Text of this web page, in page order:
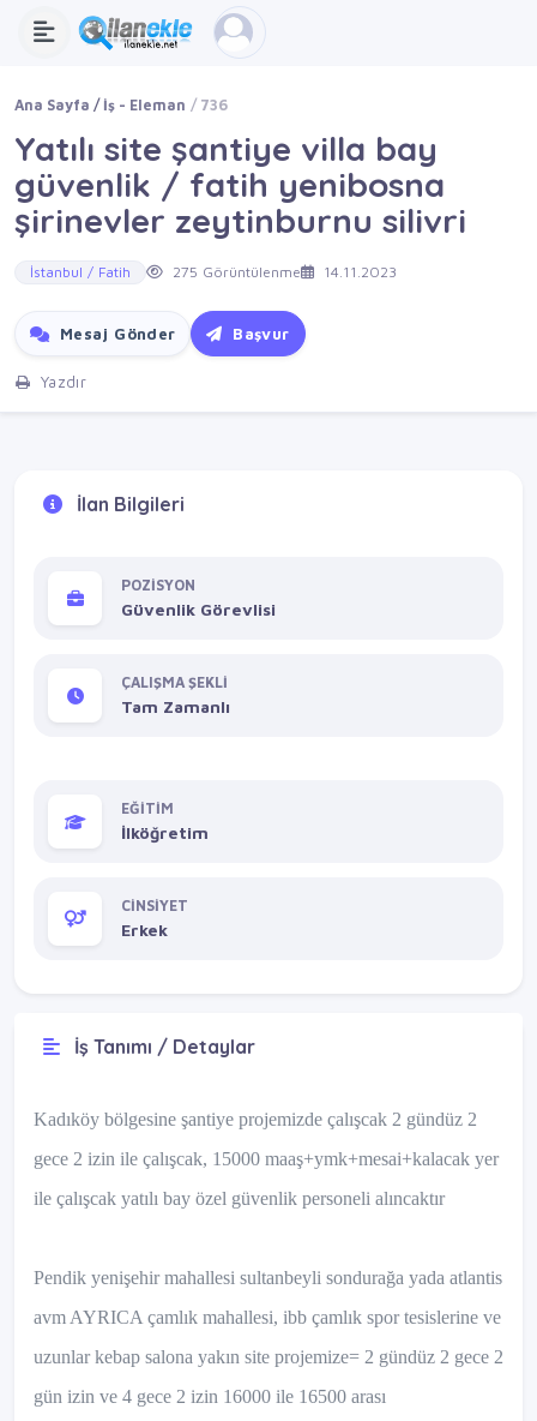
Ana Sayfa İş - Eleman 736
Yatılı site şantiye villa bay
güvenlik / fatih yenibosna
şirinevler zeytinburnu silivri
İstanbul / Fatih 275 Görüntülenme 14.11.2023
Mesaj Gönder Başvur
Yazdır
İlan Bilgileri
POZİSYON
Güvenlik Görevlisi
ÇALIŞMA ŞEKLİ
Tam Zamanlı
EĞİTİM
İlköğretim
CİNSİYET
Erkek
İş Tanımı / Detaylar
Kadıköy bölgesine şantiye projemizde çalışcak 2 gündüz 2
gece 2 izin ile çalışcak, 15000 maaş+ymk+mesai+kalacak yer
ile çalışcak yatılı bay özel güvenlik personeli alıncaktır
Pendik yenişehir mahallesi sultanbeyli sondurağa yada atlantis
avm AYRICA çamlık mahallesi, ibb çamlık spor tesislerine ve
uzunlar kebap salona yakın site projemize= 2 gündüz 2 gece 2
gün izin ve 4 gece 2 izin 16000 ile 16500 arası